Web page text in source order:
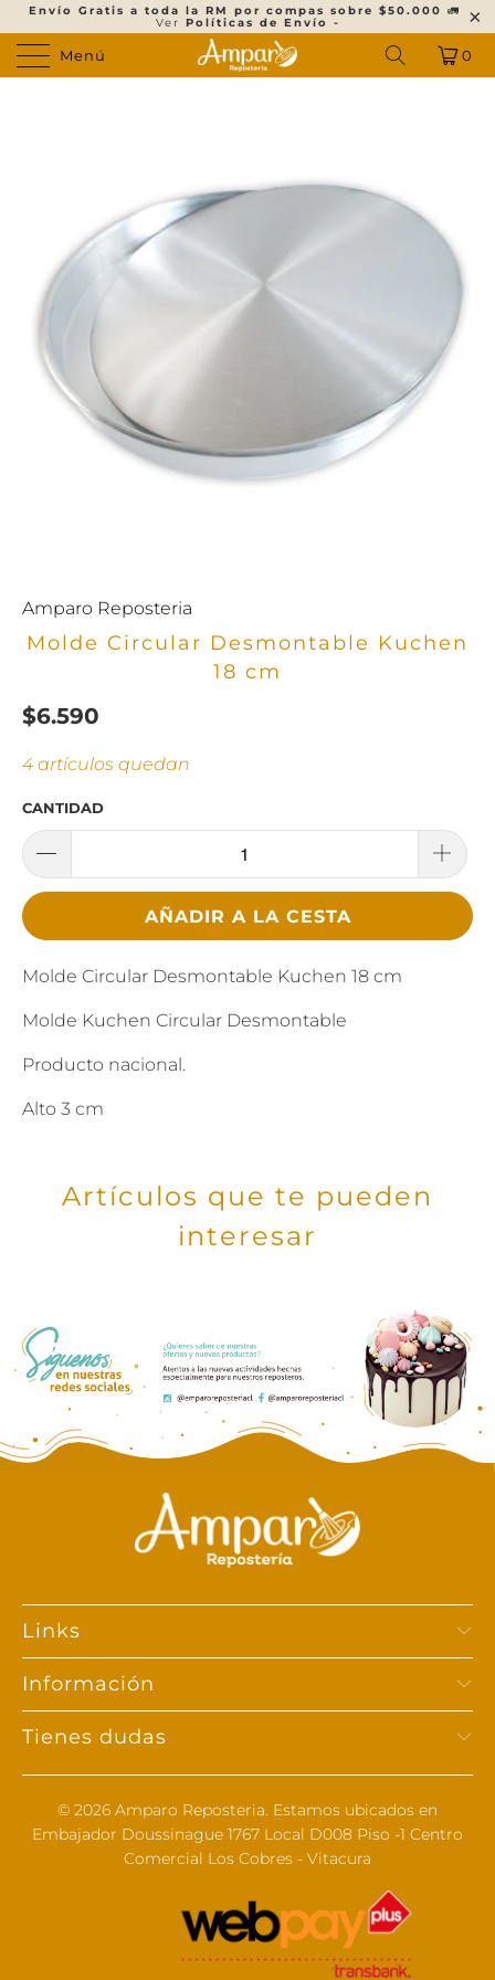
Envío Gratis a toda la RM por compas sobre $50.000 🚛
Ver Políticas de Envío -
Menú 0
Amparo Reposteria
Molde Circular Desmontable Kuchen
18 cm
$6.590
4 artículos quedan
CANTIDAD
AÑADIR A LA CESTA
Molde Circular Desmontable Kuchen 18 cm
Molde Kuchen Circular Desmontable
Producto nacional.
Alto 3 cm
Artículos que te pueden
interesar
Links
Información
Tienes dudas
© 2026 Amparo Reposteria. Estamos ubicados en
Embajador Doussinague 1767 Local D008 Piso -1 Centro
Comercial Los Cobres - Vitacura